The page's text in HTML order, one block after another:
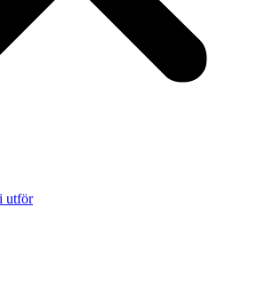
utför